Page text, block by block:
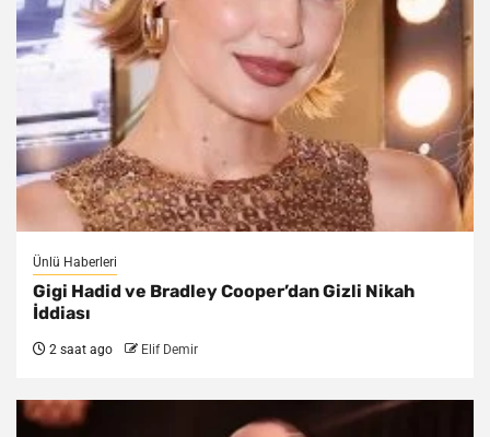
Ünlü Haberleri
Gigi Hadid ve Bradley Cooper’dan Gizli Nikah
İddiası
2 saat ago Elif Demir